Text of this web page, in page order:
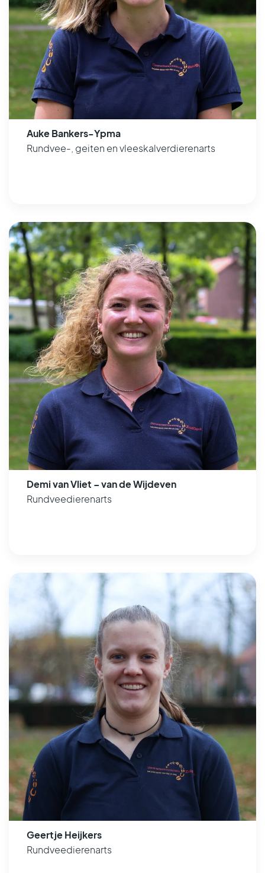
Auke Bankers-Ypma
Rundvee-, geiten en vleeskalverdierenarts
Demi van Vliet – van de Wijdeven
Rundveedierenarts
Geertje Heijkers
Rundveedierenarts